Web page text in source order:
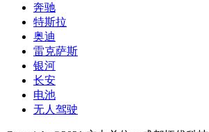
奔驰
特斯拉
奥迪
雷克萨斯
银河
长安
电池
无人驾驶